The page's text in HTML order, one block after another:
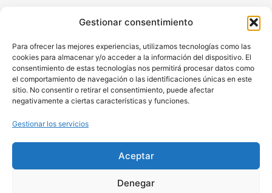
Gestionar consentimiento
Para ofrecer las mejores experiencias, utilizamos tecnologías como las
cookies para almacenar y/o acceder a la información del dispositivo. El
consentimiento de estas tecnologías nos permitirá procesar datos como
el comportamiento de navegación o las identificaciones únicas en este
sitio. No consentir o retirar el consentimiento, puede afectar
negativamente a ciertas características y funciones.
Gestionar los servicios
Aceptar
Denegar
Servicios
Alquiler de gatos de tensionamiento para anclajes
Alquiler de equipos de perforación, inyección y
registro de parámetros
Asistencia técnica para ensayos de carga en anclajes
al terreno
Asistencia y capacitación en geotecnia aplicada
Calibración de equipos de tesado de anclajes